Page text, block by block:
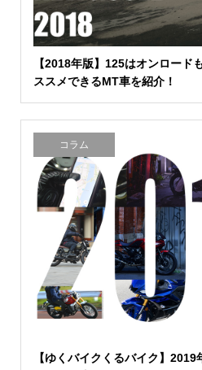
【2018年版】125はオンロード
ススメできるMT車を紹介！
コラム
【ゆくバイクくるバイク】